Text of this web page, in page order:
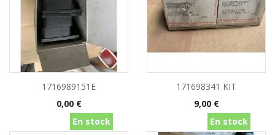
1716989151E
En stock
Precio
0,00 €
171698341 KIT
En stock
Precio
9,00 €